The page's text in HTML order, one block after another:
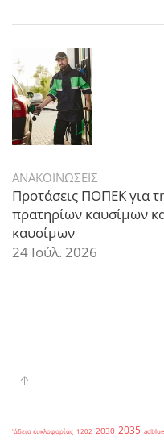
ΑΝΑΚΟΙΝΩΣΕΙΣ
Προτάσεις ΠΟΠΕΚ για
πρατηρίων καυσίμων
καυσίμων
24 Ιούλ. 2026
'άδεια κυκλοφορίας 1202 2030 2035 adblue